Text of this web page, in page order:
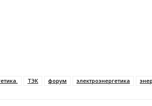
ТЭК форум электроэнергетика